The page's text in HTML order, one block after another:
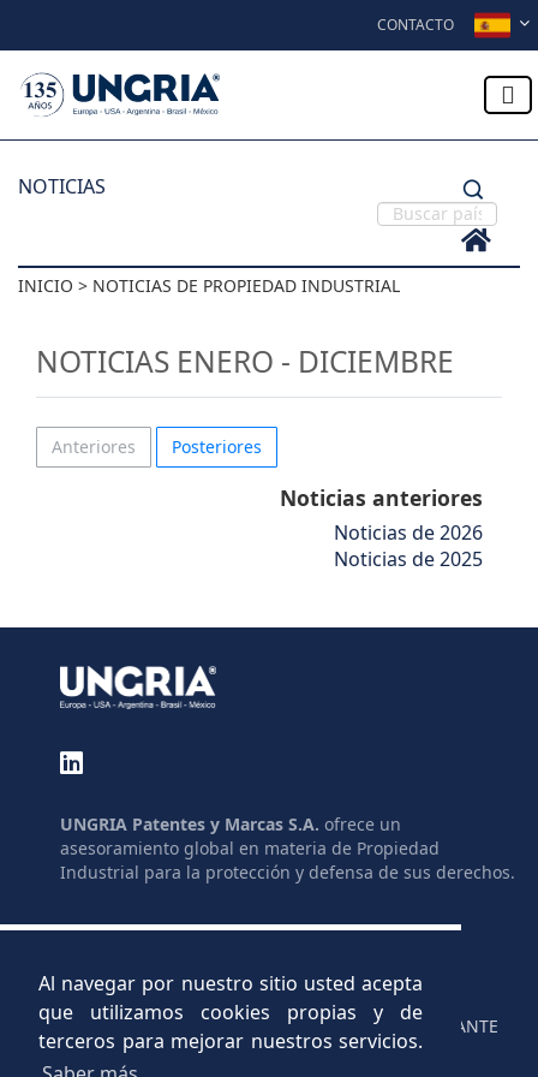
Al navegar por nuestro sitio usted acepta
que utilizamos cookies propias y de
terceros para mejorar nuestros servicios.
CONTACTO
NOTICIAS
INICIO > NOTICIAS DE PROPIEDAD INDUSTRIAL
NOTICIAS ENERO - DICIEMBRE
Anteriores Posteriores
Noticias anteriores
Noticias de 2026
Noticias de 2025
UNGRIA Patentes y Marcas S.A. ofrece un
asesoramiento global en materia de Propiedad
Industrial para la protección y defensa de sus derechos.
GLOSARIO
LEGAL
PRIVACIDAD
CONTACTO
ENLACES
AYUDAS
C.V.
CANAL INFORMANTE